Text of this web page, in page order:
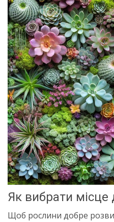
Як вибрати місце
Щоб рослини добре